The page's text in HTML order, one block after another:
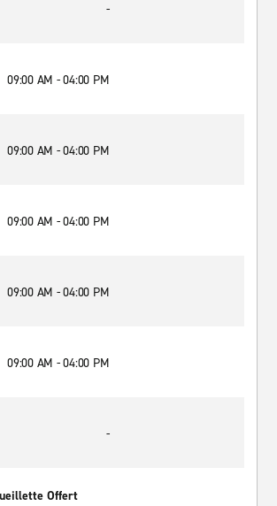
-
09:00 AM - 04:00 PM
09:00 AM - 04:00 PM
09:00 AM - 04:00 PM
09:00 AM - 04:00 PM
09:00 AM - 04:00 PM
-
Offert